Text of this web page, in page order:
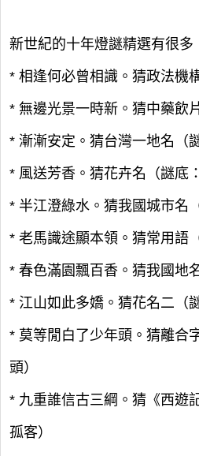
新世紀的十年燈謎精選有很多
* 相逢何必曾相識。猜政法機
* 無邊光景一時新。猜中藥飲
* 漸漸安定。猜台灣一地名（
* 風送芳香。猜花卉名（謎底
* 半江澄綠水。猜我國城市名
* 老馬識途顯本領。猜常用語
* 春色滿園飄百香。猜我國地
* 江山如此多嬌。猜花名二（
* 莫等閒白了少年頭。猜離合
頭）
* 九重誰信古三綱。猜《西遊
孤客）